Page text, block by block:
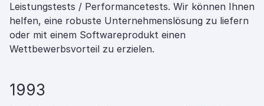
Leistungstests / Performancetests. Wir können Ihnen
helfen, eine robuste Unternehmenslösung zu liefern
oder mit einem Softwareprodukt einen
Wettbewerbsvorteil zu erzielen.
1993